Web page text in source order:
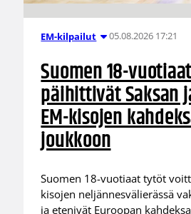
EM-kilpailut 05.08.2026 17:21
Suomen 18-
päihittivät Saksan
EM-kisojen
joukkoon
Suomen 18-vuotiaat tytöt
kisojen neljännesvälierässä
ja etenivät Euroopan